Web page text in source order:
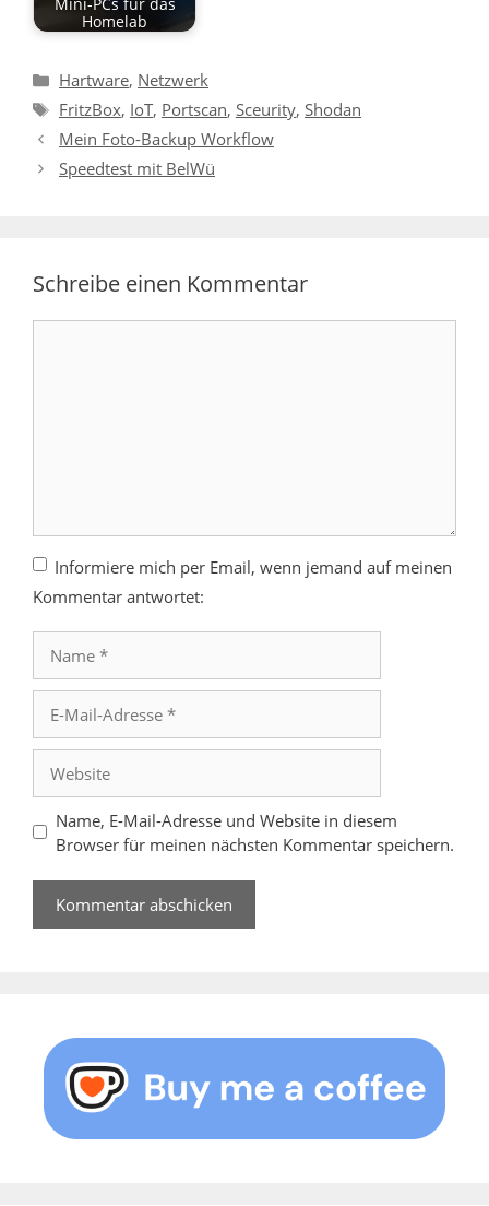
Homelab
Kategorien
Hartware, Netzwerk
Schlagwörter
FritzBox, IoT, Portscan, Sceurity, Shodan
Mein Foto-Backup Workflow
Speedtest mit BelWü
Schreibe einen Kommentar
Informiere mich per Email, wenn jemand auf meinen
Kommentar antwortet:
Mail-
Adresse
Name, E-Mail-Adresse und Website in diesem
Browser für meinen nächsten Kommentar speichern.